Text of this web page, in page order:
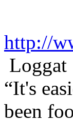
http://
Loggat
“It's
been